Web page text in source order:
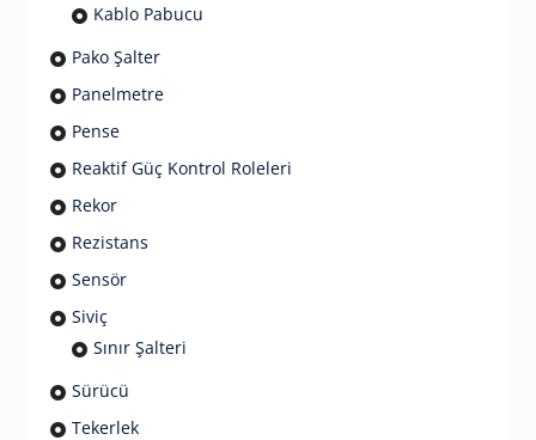
Kablo Pabucu
Pako Şalter
Panelmetre
Pense
Reaktif Güç Kontrol Roleleri
Rekor
Rezistans
Sensör
Siviç
Sınır Şalteri
Sürücü
Tekerlek